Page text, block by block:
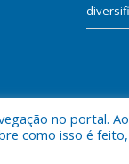
de Jacundá.
no portal.
como isso é